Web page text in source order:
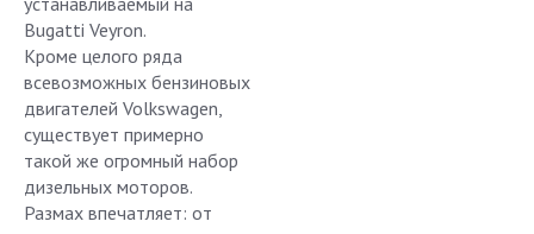
Bugatti Veyron.
Кроме целого ряда
всевозможных бензиновых
двигателей Volkswagen,
существует примерно
такой же огромный набор
дизельных моторов.
Размах впечатляет: от